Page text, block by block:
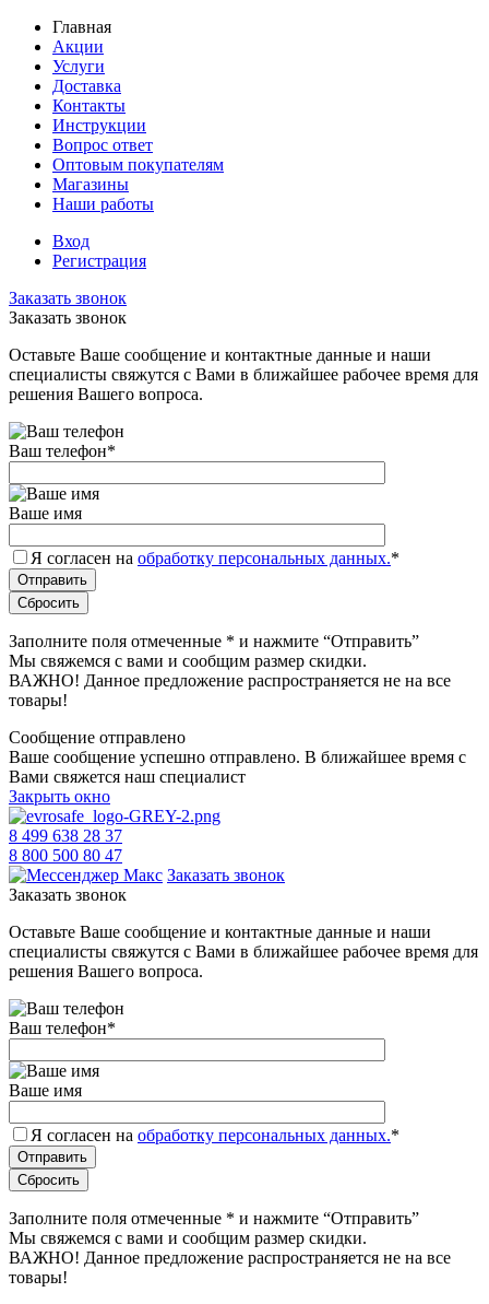
Главная
Акции
Услуги
Доставка
Контакты
Инструкции
Вопрос ответ
Оптовым покупателям
Магазины
Наши работы
Вход
Регистрация
Заказать звонок
Заказать звонок
Оставьте Ваше сообщение и контактные данные и наши
специалисты свяжутся с Вами в ближайшее рабочее время для
решения Вашего вопроса.
Ваш телефон*
Ваше имя
Я согласен на обработку персональных данных.*
Заполните поля отмеченные * и нажмите “Отправить”
Мы свяжемся с вами и сообщим размер скидки.
ВАЖНО! Данное предложение распространяется не на все
товары!
Сообщение отправлено
Ваше сообщение успешно отправлено. В ближайшее время с
Вами свяжется наш специалист
Закрыть окно
8 499 638 28 37
8 800 500 80 47
Заказать звонок
Заказать звонок
Оставьте Ваше сообщение и контактные данные и наши
специалисты свяжутся с Вами в ближайшее рабочее время для
решения Вашего вопроса.
Ваш телефон*
Ваше имя
Я согласен на обработку персональных данных.*
Заполните поля отмеченные * и нажмите “Отправить”
Мы свяжемся с вами и сообщим размер скидки.
ВАЖНО! Данное предложение распространяется не на все
товары!